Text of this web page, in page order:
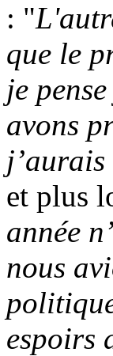
: "
que le
je
avons
et plus
année
nous
espoirs